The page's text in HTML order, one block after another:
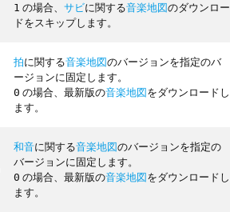
1 の場合、サビに関する音楽地図のダウンロー
ドをスキップします。
拍に関する音楽地図のバージョンを指定のバ
ージョンに固定します。
0 の場合、最新版の音楽地図をダウンロードし
ます。
和音に関する音楽地図のバージョンを指定の
バージョンに固定します。
0 の場合、最新版の音楽地図をダウンロードし
ます。